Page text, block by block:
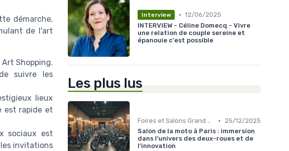
démarche,
de l'art
Shopping.
suivre les
lieux
est rapide et
sociaux est
invitations
Interview • 12/06/2025
INTERVIEW - Céline Domecq - Vivre
une relation de couple sereine et
épanouie c'est possible
Les plus lus
Foires et Salons Grand Public •
25/12/2025
Salon de la moto à Paris : immersion
dans l’univers des deux-roues et de
l’innovation